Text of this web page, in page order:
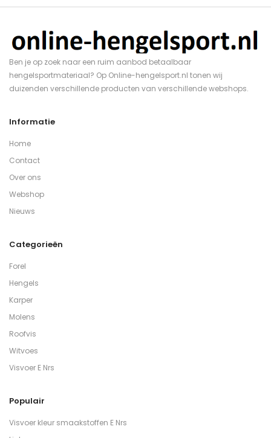
Ben je op zoek naar een ruim aanbod betaalbaar
hengelsportmateriaal? Op Online-hengelsport.nl tonen wij
duizenden verschillende producten van verschillende webshops.
Informatie
Home
Contact
Over ons
Webshop
Nieuws
Categorieën
Forel
Hengels
Karper
Molens
Roofvis
Witvoes
Visvoer E Nrs
Populair
Visvoer kleur smaakstoffen E Nrs